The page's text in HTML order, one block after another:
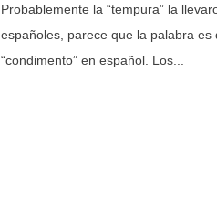
Probablemente la “tempura” la
españoles, parece que la palabra es
“condimento” en español. Los...